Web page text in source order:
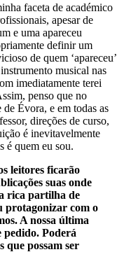
faceta de académico
apesar de
e uma apareceu
definir um
de quem ‘apareceu’
musical nas
imediatamente terei
penso que no
Évora, e em todas as
direções de curso,
é inevitavelmente
é quem eu sou.
leitores ficarão
suas onde
rica partilha de
protagonizar com o
A nossa última
pedido. Poderá
que possam ser